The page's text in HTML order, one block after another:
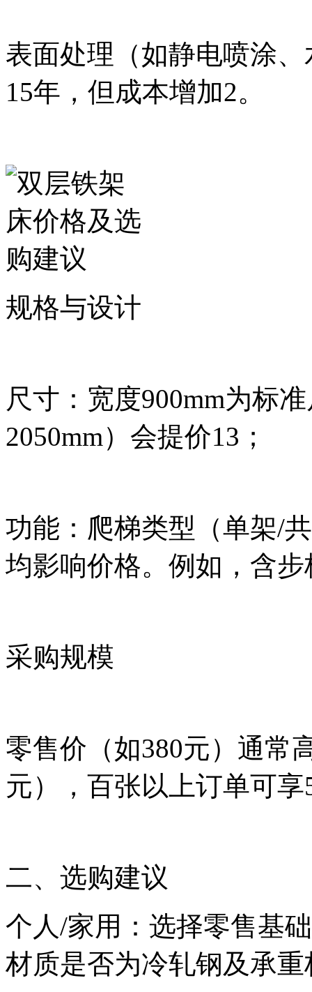
表面处理（如静电喷涂
15年，但成本增加2。
规格与设计
尺寸：宽度900mm为标
2050mm）会提价13；
功能：爬梯类型（单架/
均影响价格。例如，含
采购规模
零售价（如380元）通常
元），百张以上订单可享
二、选购建议
个人/家用：选择零售基
材质是否为冷轧钢及承重